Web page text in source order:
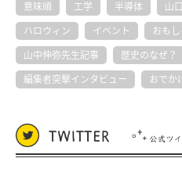
意味順 工学 半導体 山
ハロウィン イベント おも
山中伸弥先生記事 歴史のなぜ？
編集者突撃インタビュー おでか